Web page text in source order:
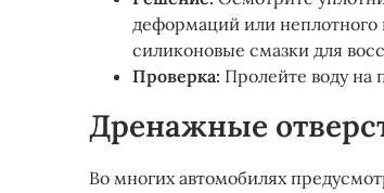
деформаций или неплотного
силиконовые смазки для
Проверка: Пролейте воду на
Дренажные
Во многих автомобилях